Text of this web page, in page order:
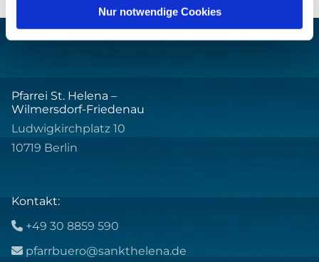
Nur notwendige Cookies
Pfarrei St. Helena –
Wilmersdorf-Friedenau
Ludwigkirchplatz 10
10719 Berlin
Kontakt:
 +49 30 8859 590
 pfarrbuero@sankthelena.de